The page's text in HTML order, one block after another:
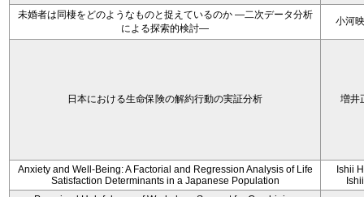
未婚者は同棲をどのようなものと捉えているのか —二次データ分析
による探索的検討—
小河
日本における生命保険の解約行動の実証分析 増井
Anxiety and Well-Being: A Factorial and Regression Analysis of Life
Satisfaction Determinants in a Japanese Population
Ishii